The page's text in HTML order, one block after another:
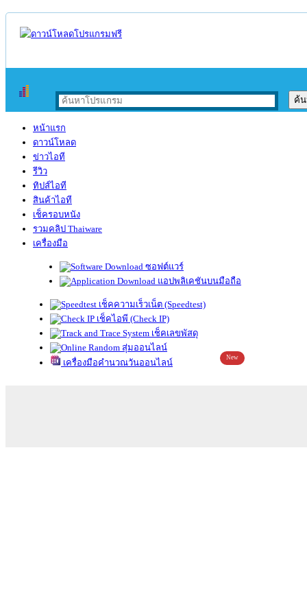
หน้าแรก
ดาวน์โหลด
ข่าวไอที
รีวิว
ทิปส์ไอที
สินค้าไอที
เช็ครอบหนัง
รวมคลิป Thaiware
เครื่องมือ
ซอฟต์แวร์
แอปพลิเคชันบนมือถือ
เช็คความเร็วเน็ต (Speedtest)
เช็คไอพี (Check IP)
เช็คเลขพัสดุ
สุ่มออนไลน์
เครื่องมือคำนวณวันออนไลน์
New